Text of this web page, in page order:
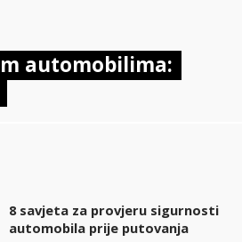
automobilima:
8 savjeta za provjeru sigurnosti
automobila prije putovanja